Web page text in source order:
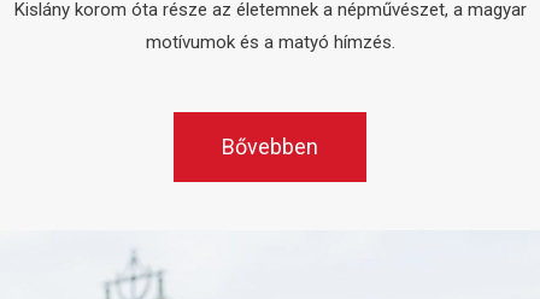
Kislány korom óta része az életemnek a népművészet, a magyar
motívumok és a matyó hímzés.
Bővebben